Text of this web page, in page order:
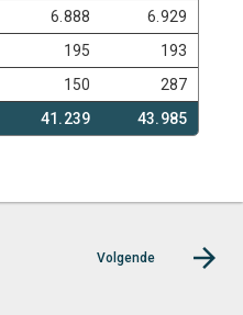
6.888
6.929
195
193
150
287
41.239 43.985
Volgende